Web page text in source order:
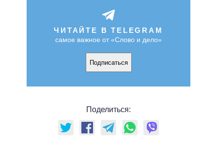
ЧИТАЙТЕ В TELEGRAM
самое важное от «Слово и дело»
Подписаться
Поделиться: